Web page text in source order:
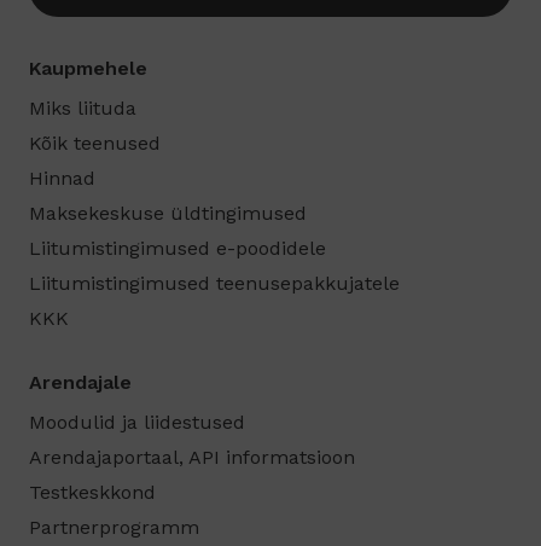
Kaupmehele
Miks liituda
Kõik teenused
Hinnad
Maksekeskuse üldtingimused
Liitumistingimused e-poodidele
Liitumistingimused teenusepakkujatele
KKK
Arendajale
Moodulid ja liidestused
Arendajaportaal, API informatsioon
Testkeskkond
Partnerprogramm